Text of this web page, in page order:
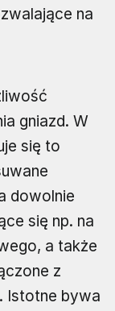
na
gniazd. W
się to
dowolnie
się np. na
a także
z
Istotne bywa